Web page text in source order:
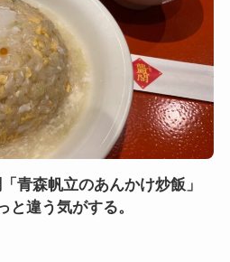
青森帆立のあんかけ炒飯」
と違う気がする。